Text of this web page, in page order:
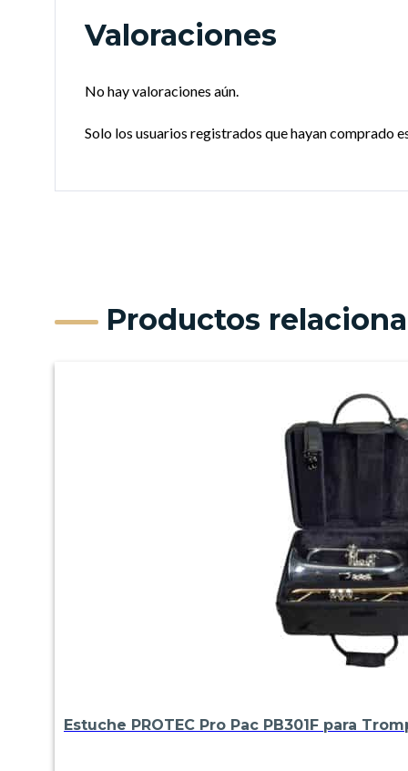
Valoraciones
No hay valoraciones aún.
Solo los usuarios registrados que hayan comprado
Productos
Estuche PROTEC Pro Pac PB301F para